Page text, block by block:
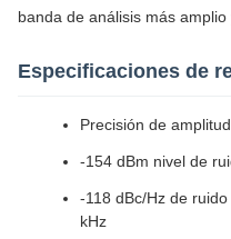
banda de análisis más
Especificaciones de
Precisión de
-154 dBm nivel de
-118 dBc/Hz de
kHz